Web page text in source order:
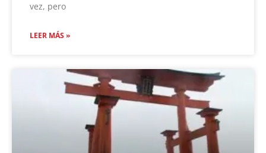
vez, pero
LEER MÁS »